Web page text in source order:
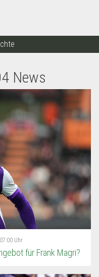
News
Uhr
für Frank Magri?